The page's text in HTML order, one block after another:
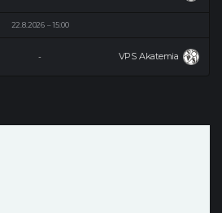
22.8.2026 15:00
VPS Akatemia
-